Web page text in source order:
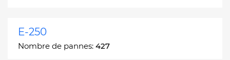
E-250
Nombre de pannes: 427